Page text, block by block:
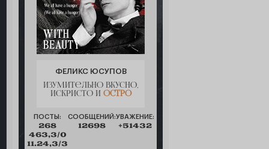
ФЕЛИКС ЮСУПОВ
изумительно вкусно,
искристо и остро
ПОСТЫ:
268
463,3/0
11.24,3/3
СООБЩЕНИЙ:
12698
УВАЖЕНИЕ:
+51432